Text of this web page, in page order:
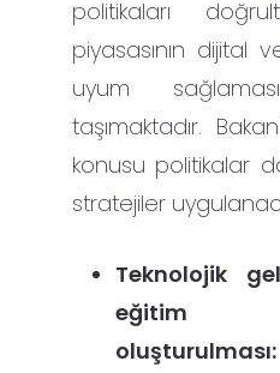
politikaları
piyasasının dijital
uyum
taşımaktadır.
konusu politikalar
stratejiler
Teknolojik
eğitim
oluşturulması: